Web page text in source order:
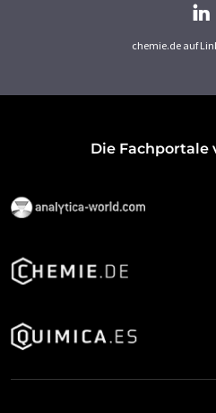
chemie.de auf
Die Fachportale